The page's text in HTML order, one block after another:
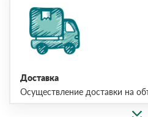
Доставка
Осуществление доставки на